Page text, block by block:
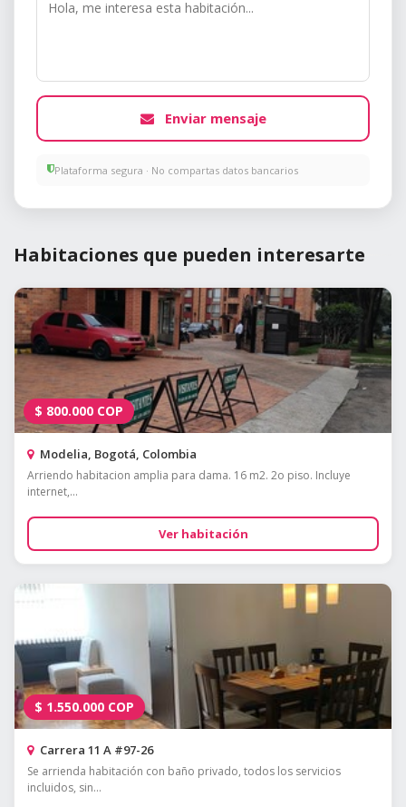
Enviar mensaje
Plataforma segura · No compartas datos bancarios
Habitaciones que pueden interesarte
$ 800.000 COP
Modelia, Bogotá, Colombia
Arriendo habitacion amplia para dama. 16 m2. 2o piso. Incluye
internet,...
Ver habitación
$ 1.550.000 COP
Carrera 11 A #97-26
Se arrienda habitación con baño privado, todos los servicios
incluidos, sin...